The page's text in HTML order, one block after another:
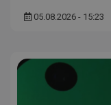
05.08.2026 - 15:23